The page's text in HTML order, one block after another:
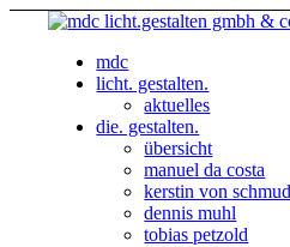
mdc
licht. gestalten.
aktuelles
die. gestalten.
übersicht
manuel da costa
kerstin von
dennis muhl
tobias petzold